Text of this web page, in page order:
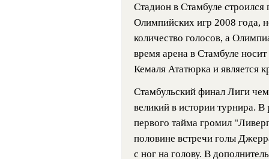
Стадион в Стамбуле
Олимпийских игр 2008 года,
количество голосов, а
время арена в Стамбуле
Кемаля Ататюрка и является
Стамбульский финал Лиги
великий в истории турнира.
первого тайма громил
половине встречи голы
с ног на голову. В